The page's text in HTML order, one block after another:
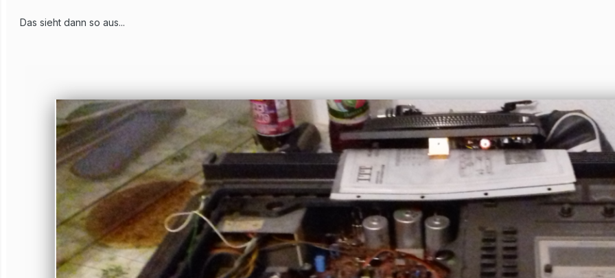
Das sieht dann so aus...